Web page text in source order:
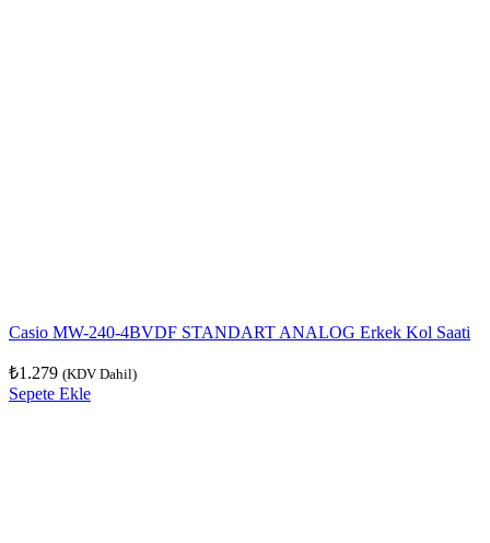
Casio MW-240-4BVDF STANDART ANALOG Erkek Kol Saati
₺1.279 (KDV Dahil)
Sepete Ekle